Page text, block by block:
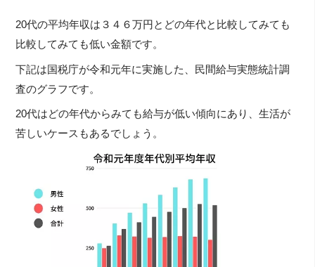
20代の平均年収は３４６万円とどの年代と比較してみても
比較してみても低い金額です。
下記は国税庁が令和元年に実施した、民間給与実態統計調
査のグラフです。
20代はどの年代からみても給与が低い傾向にあり、生活が
苦しいケースもあるでしょう。